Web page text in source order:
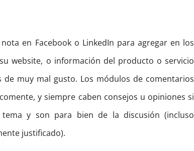
en Facebook o LinkedIn para agregar en los
website, o información del producto o servicio
de muy mal gusto. Los módulos de comentarios
y siempre caben consejos u opiniones si
y son para bien de la discusión (incluso
justificado).